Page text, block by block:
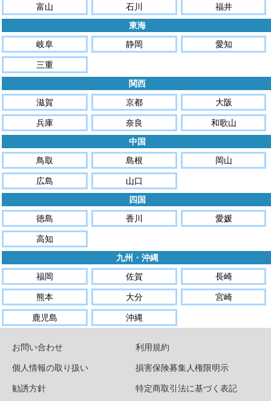
富山
石川
福井
東海
岐阜
静岡
愛知
三重
関西
滋賀
京都
大阪
兵庫
奈良
和歌山
中国
鳥取
島根
岡山
広島
山口
四国
徳島
香川
愛媛
高知
九州・沖縄
福岡
佐賀
長崎
熊本
大分
宮崎
鹿児島
沖縄
お問い合わせ
利用規約
個人情報の取り扱い
損害保険募集人権限明示
勧誘方針
特定商取引法に基づく表記